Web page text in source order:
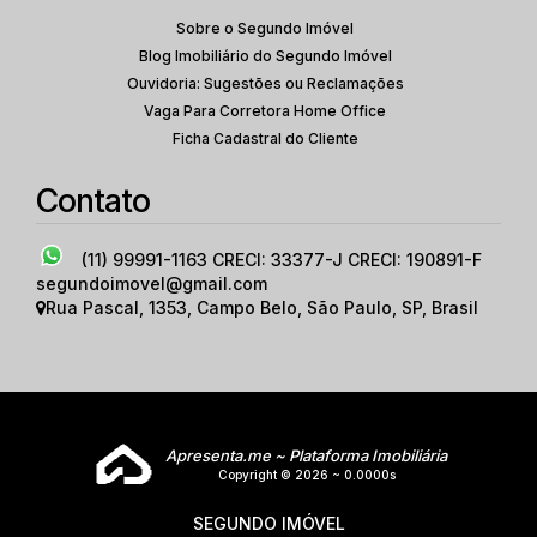
Sobre o Segundo Imóvel
Blog Imobiliário do Segundo Imóvel
Ouvidoria: Sugestões ou Reclamações
Vaga Para Corretora Home Office
Ficha Cadastral do Cliente
Contato
(11) 99991-1163 CRECI: 33377-J CRECI: 190891-F
segundoimovel@gmail.com
Rua Pascal 1353 Campo Belo São Paulo SP Brasil
Apresenta.me ~ Plataforma Imobiliária
Copyright © 2026 ~ 0.0000s
SEGUNDO IMÓVEL